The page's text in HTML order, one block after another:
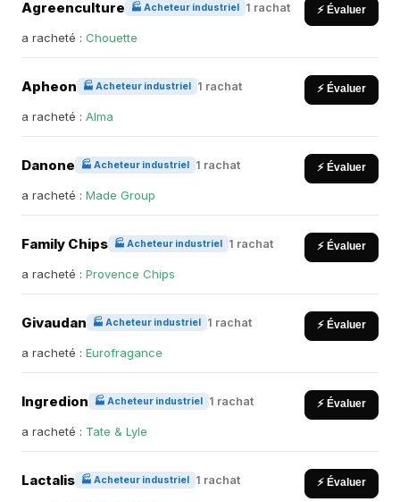
Agreenculture 🏭 Acheteur industriel 1 rachat ⚡ Évaluer
a racheté : Chouette
Apheon 🏭 Acheteur industriel 1 rachat ⚡ Évaluer
a racheté : Alma
Danone 🏭 Acheteur industriel 1 rachat ⚡ Évaluer
a racheté : Made Group
Family Chips 🏭 Acheteur industriel 1 rachat ⚡ Évaluer
a racheté : Provence Chips
Givaudan 🏭 Acheteur industriel 1 rachat ⚡ Évaluer
a racheté : Eurofragance
Ingredion 🏭 Acheteur industriel 1 rachat ⚡ Évaluer
a racheté : Tate & Lyle
Lactalis 🏭 Acheteur industriel 1 rachat ⚡ Évaluer